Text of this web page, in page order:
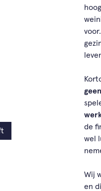
de
wel
Wij
en